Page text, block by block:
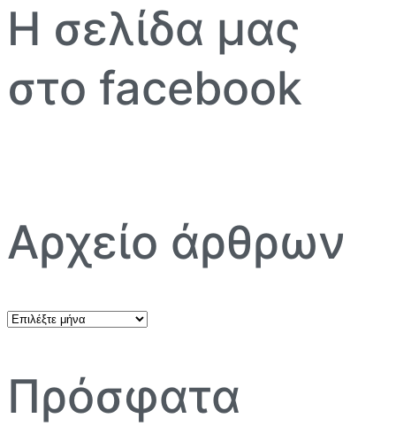
Η σελίδα μας
στο facebook
Αρχείο άρθρων
Αρχείο
Πρόσφατα